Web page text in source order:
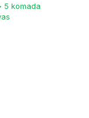
5 komada